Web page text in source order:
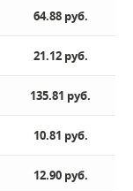
64.88 руб.
21.12 руб.
135.81 руб.
10.81 руб.
12.90 руб.